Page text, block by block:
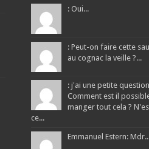
: Oui...
: Peut-on faire cette
au cognac la veille ?...
: j'ai une petite
Comment est il
manger tout cela ?
ce...
Emmanuel Estern: